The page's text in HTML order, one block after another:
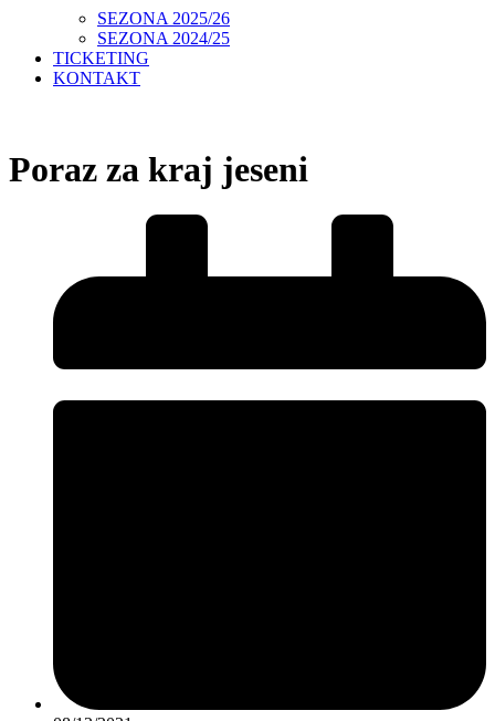
SEZONA 2025/26
SEZONA 2024/25
TICKETING
KONTAKT
Poraz za kraj jeseni